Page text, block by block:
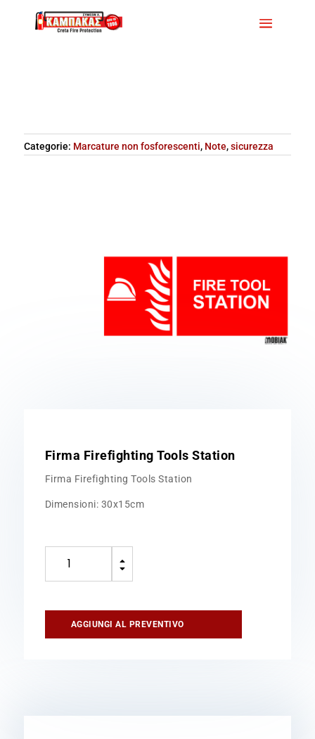
Categorie: Marcature non fosforescenti, Note,sicurezza
Firma Firefighting Tools Station
Firma Firefighting Tools Station
Dimensioni: 30x15cm
Firefighting
B
C
AGGIUNGI AL PREVENTIVO